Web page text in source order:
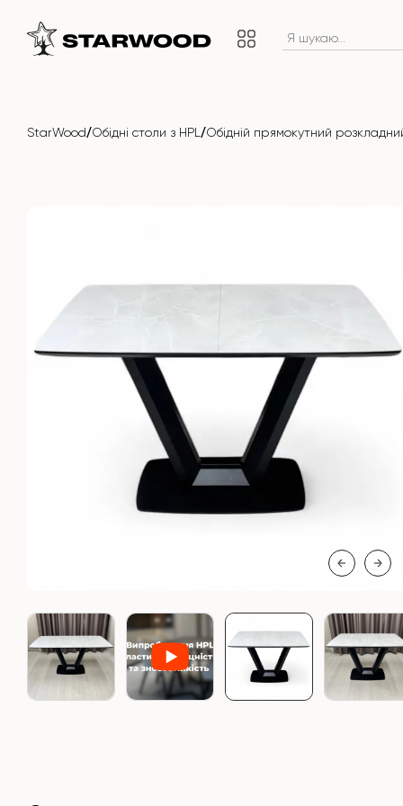
StarWood/Обідні столи з HPL /Обідній прямокутний